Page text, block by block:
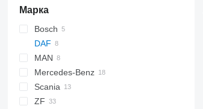
Марка
Bosch
DAF
SB
MAN
A-series
Lion's series
Mercedes-Benz
Actros
Axor
Transliner
Scania
B-series
ZF